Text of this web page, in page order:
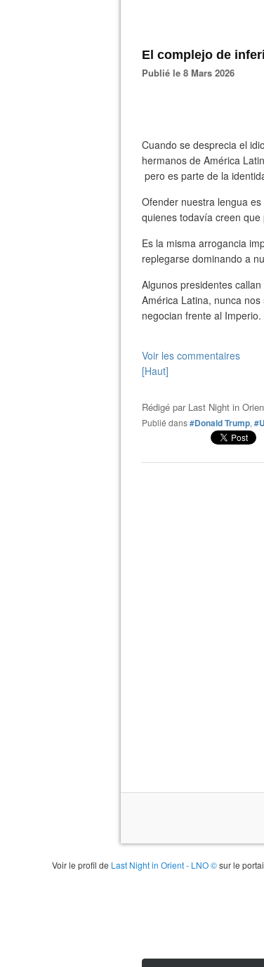
El complejo de
Publié le 8 Mars 2026
Cuando se desprecia el
hermanos de América
pero es parte de la
Ofender nuestra lengua
quienes todavía creen que
Es la misma arrogancia
replegarse dominando a
Algunos presidentes
América Latina, nunca
negocian frente al Imperio.
Voir les commentaires
[Haut]
Rédigé par Last Night in
Publié dans#Donald Trump,
Voir le profil de Last Night in Orient - LNO ©sur le